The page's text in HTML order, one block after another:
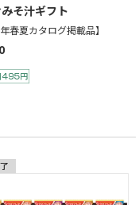
そ汁ギフト
年春夏カタログ掲載品】